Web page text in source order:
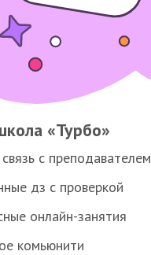
«Турбо»
с преподавателем
дз с проверкой
онлайн-занятия
комьюнити